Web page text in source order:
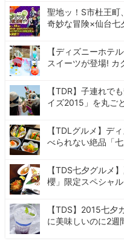
聖地ッ！S市杜王町
奇妙な冒険×仙台七
【ディズニーホテ
スイーツが登場! カ
【TDR】子連れで
イズ2015」を丸ご
【TDLグルメ】デ
べられない絶品「
【TDS七夕グルメ
櫻」限定スペシャ
【TDS】2015七夕
に美味しいのに2週